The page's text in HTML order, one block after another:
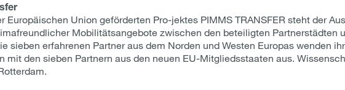
Europäischen Union geförderten Pro-jektes PIMMS TRANSFER steht der
Mobilitätsangebote zwischen den beteiligten Partnerstädten
sieben erfahrenen Partner aus dem Norden und Westen Europas wenden
mit den sieben Partnern aus den neuen EU-Mitgliedsstaaten aus.